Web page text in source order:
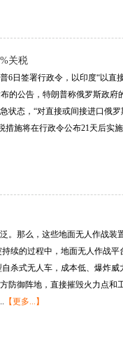
关税
6日签署行政令，以印度“以直
的公告，特朗普称俄罗斯政
状态，“对直接或间接进口俄
施将在行政令公布21天后实
。那么，这些地面无人作战装
续的过程中，地面无人作战
杀式无人车，成本低、爆炸
防御阵地，直接摧毁火力点和
【更多...】